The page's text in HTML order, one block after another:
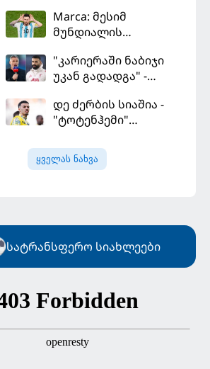
Marca: მესიმ
მუნდიალის
ყველაზე მეტი მუქარა
მიიღო
"კარიერაში ნაბიჯი
უკან გადადგა" -
არჩევანი დაუწუნა
დე ძერბის სიაშია -
"ტოტენჰემი"
განიხილავს
ყველას ნახვა
სატრანსფერო სიახლეები